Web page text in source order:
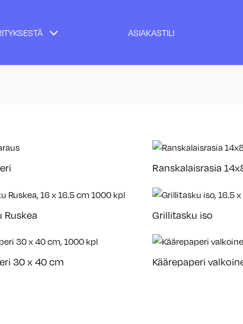
ASIAKASTILI
Ranskalaisrasia
Ruskea Grillitasku iso
30 x 40 cm Käärepaperi